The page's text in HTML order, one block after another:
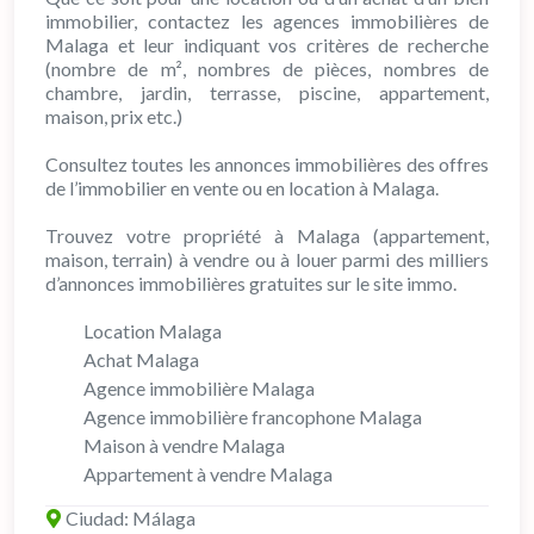
immobilier, contactez les agences immobilières de
Malaga et leur indiquant vos critères de recherche
(nombre de m², nombres de pièces, nombres de
chambre, jardin, terrasse, piscine, appartement,
maison, prix etc.)
Consultez toutes les annonces immobilières des offres
de l’immobilier en vente ou en location à Malaga.
Trouvez votre propriété à Malaga (appartement,
maison, terrain) à vendre ou à louer parmi des milliers
d’annonces immobilières gratuites sur le site immo.
Location Malaga
Achat Malaga
Agence immobilière Malaga
Agence immobilière francophone Malaga
Maison à vendre Malaga
Appartement à vendre Malaga
Ciudad: Málaga